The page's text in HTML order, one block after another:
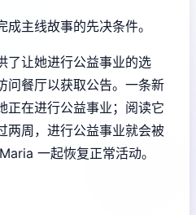
主线故事的先决条件。
了让她进行公益事业的选
问餐厅以获取公告。一条新
正在进行公益事业；阅读它
两周，进行公益事业就会被
一起恢复正常活动。